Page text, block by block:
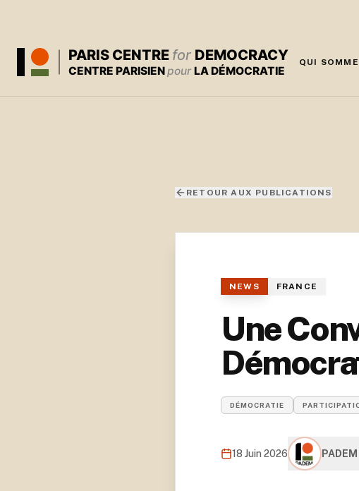
PARIS CENTRE for DEMOCRACY
CENTRE PARISIENpour LA DÉMOCRATIE
QUI
RETOUR AUX PUBLICATIONS
NEWS FRANCE
Une
DÉMOCRATIE
18 Juin 2026